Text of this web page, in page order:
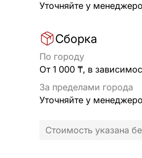
Уточняйте у
Сборка
По городу
От 1 000 ₸, в
За пределами города
Уточняйте у
Стоимость указана